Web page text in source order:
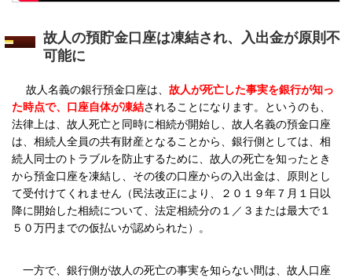
故人の預貯金口座は凍結され、入出金が原則不
可能に
故人名義の銀行預金口座は、 故人が死亡した事実を銀行が知っ
た時点で、口座自体が凍結されることになります。というのも、
法律上は、故人死亡と同時に相続が開始し、故人名義の預金口座
は、相続人全員の共有財産となることから、銀行側としては、相
続人同士のトラブルを防止するために、故人の死亡を知ったとき
から預金口座を凍結し、その後の口座からの入出金は、原則とし
て受付けてくれません（民法改正により、２０１９年７月１日以
降に開始した相続について、法定相続分の１／３または最大で１
５０万円までの仮払いが認められた）。
一方で、銀行側が故人の死亡の事実を知らない間は、故人口座